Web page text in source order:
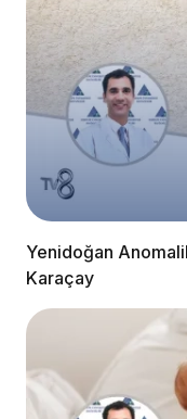
Yenidoğan
Karaçay